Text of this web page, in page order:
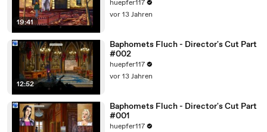
19:41
huepfer117
vor 13 Jahren
12:52
Baphomets Fluch - Director's Cut Part
#002
huepfer117
vor 13 Jahren
Baphomets Fluch - Director's Cut Part
#001
huepfer117